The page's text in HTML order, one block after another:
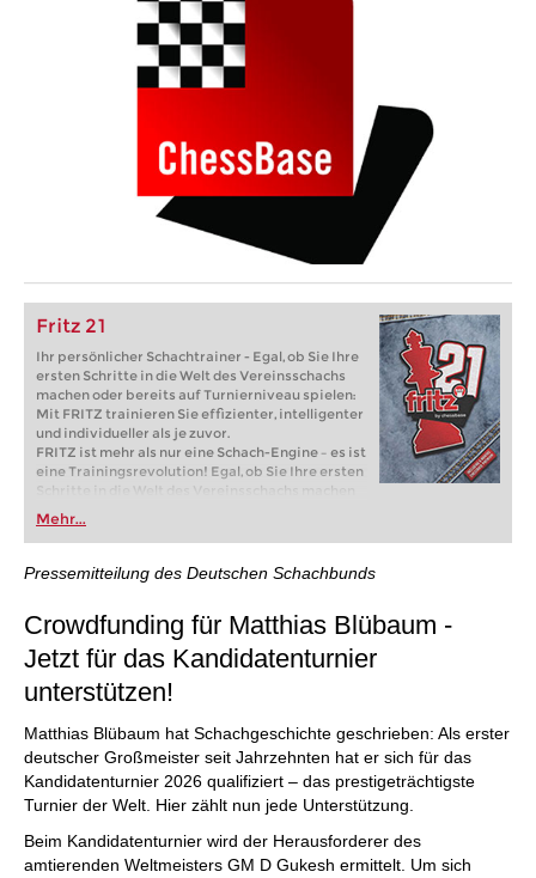
Fritz 21
Ihr persönlicher Schachtrainer - Egal, ob Sie Ihre
ersten Schritte in die Welt des Vereinsschachs
machen oder bereits auf Turnierniveau spielen:
Mit FRITZ trainieren Sie effizienter, intelligenter
und individueller als je zuvor.
FRITZ ist mehr als nur eine Schach-Engine – es ist
eine Trainingsrevolution! Egal, ob Sie Ihre ersten
Schritte in die Welt des Vereinsschachs machen
oder bereits auf Turnierniveau spielen: Mit
FRITZ trainieren Sie effizienter, intelligenter und
individueller als je zuvor.
Mehr...
Pressemitteilung des Deutschen Schachbunds
Crowdfunding für Matthias Blübaum -
Jetzt für das Kandidatenturnier
unterstützen!
Matthias Blübaum hat Schachgeschichte geschrieben: Als erster
deutscher Großmeister seit Jahrzehnten hat er sich für das
Kandidatenturnier 2026 qualifiziert – das prestigeträchtigste
Turnier der Welt. Hier zählt nun jede Unterstützung.
Beim Kandidatenturnier wird der Herausforderer des
amtierenden Weltmeisters GM D Gukesh ermittelt. Um sich